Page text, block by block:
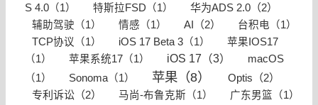
S 4.0（1）
特斯拉FSD（1） 华为ADS 2.0（2）
辅助驾驶（1） 情感（1） AI（2）
台积电（1）
TCP协议（1）
iOS 17 Beta 3（1）
苹果IOS17
（1）
苹果系统17（1） iOS 17（3）
macOS
（1）
Sonoma（1） 苹果（8）
Optis（2）
专利诉讼（2）
马尚-布鲁克斯（1）
广东男篮（1）